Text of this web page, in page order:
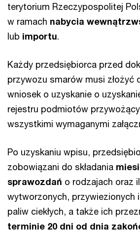
terytorium Rzeczypospolitej
w ramach nabycia
lub importu.
Każdy przedsiębiorca przed
przywozu smarów musi złożyć
wniosek o uzyskanie o
rejestru podmiotów
wszystkimi wymaganymi
Po uzyskaniu wpisu,
zobowiązani do składania
sprawozdań o rodzajach oraz
wytworzonych, przywiezionych
paliw ciekłych, a także ich
terminie 20 dni od dnia